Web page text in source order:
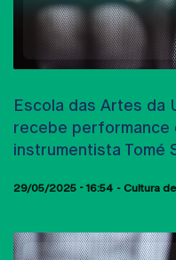
Escola das Artes da
recebe performance
instrumentista Tomé
29/05/2025 - 16:54 Cultura